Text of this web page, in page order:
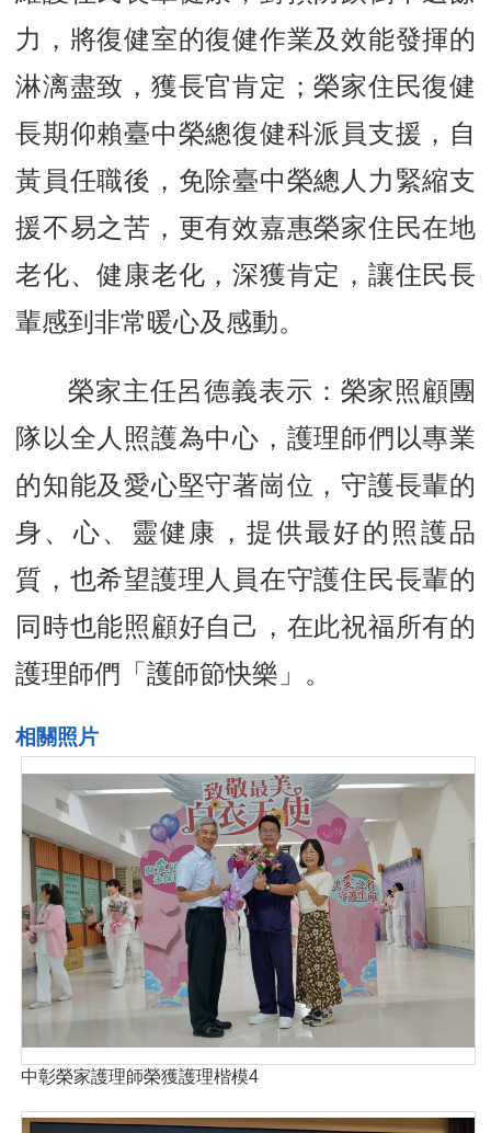
力，將復健室的復健作業及效能發揮的
淋漓盡致，獲長官肯定；榮家住民復健
長期仰賴臺中榮總復健科派員支援，自
黃員任職後，免除臺中榮總人力緊縮支
援不易之苦，更有效嘉惠榮家住民在地
老化、健康老化，深獲肯定，讓住民長
輩感到非常暖心及感動。
榮家主任呂德義表示：榮家照顧團
隊以全人照護為中心，護理師們以專業
的知能及愛心堅守著崗位，守護長輩的
身、心、靈健康，提供最好的照護品
質，也希望護理人員在守護住民長輩的
同時也能照顧好自己，在此祝福所有的
護理師們「護師節快樂」。
相關照片
中彰榮家護理師榮獲護理楷模4